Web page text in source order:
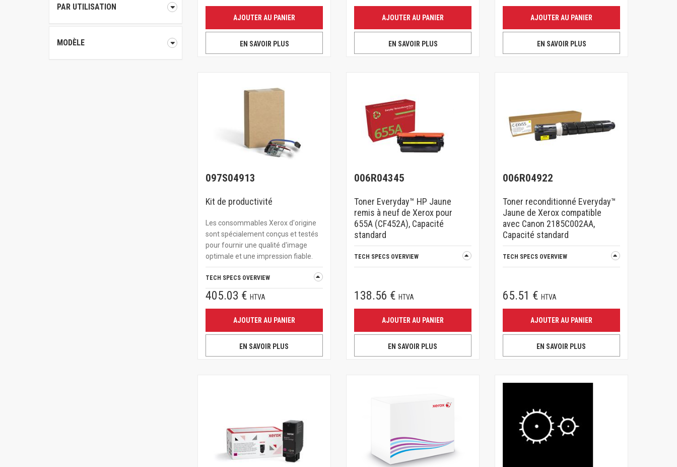
PAR UTILISATION
MODÈLE
AJOUTER AU PANIER
EN SAVOIR PLUS
AJOUTER AU PANIER
EN SAVOIR PLUS
AJOUTER AU PANIER
EN SAVOIR PLUS
097S04913
Kit de productivité
Les consommables Xerox d'origine
sont spécialement conçus et testés
pour fournir une qualité d'image
optimale et une impression fiable.
TECH SPECS OVERVIEW
405.03 € HTVA
AJOUTER AU PANIER
EN SAVOIR PLUS
006R04345
Toner Everyday™ HP Jaune
remis à neuf de Xerox pour
655A (CF452A), Capacité
standard
TECH SPECS OVERVIEW
138.56 € HTVA
AJOUTER AU PANIER
EN SAVOIR PLUS
006R04922
Toner reconditionné Everyday™
Jaune de Xerox compatible
avec Canon 2185C002AA,
Capacité standard
TECH SPECS OVERVIEW
65.51 € HTVA
AJOUTER AU PANIER
EN SAVOIR PLUS